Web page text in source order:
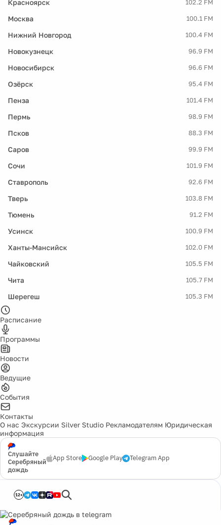
Красноярск 102.2 FM
Москва 100.1 FM
Нижний Новгород 100.4 FM
Новокузнецк 96.9 FM
Новосибирск 96.6 FM
Озёрск 95.4 FM
Пенза 101.4 FM
Пермь 98.9 FM
Псков 88.3 FM
Саров 99.9 FM
Сочи 101.9 FM
Ставрополь 92.6 FM
Тверь 103.8 FM
Тюмень 91.2 FM
Усинск 100.9 FM
Ханты-Мансийск 102.0 FM
Чайковский 105.5 FM
Чита 105.7 FM
Шерегеш 105.3 FM
Расписание
Программы
Новости
Ведущие
События
Контакты
О нас Экскурсии Silver Studio Рекламодателям Юридическая
информация
Слушайте
Серебряный
дождь
App Store Google Play Telegram App
12+